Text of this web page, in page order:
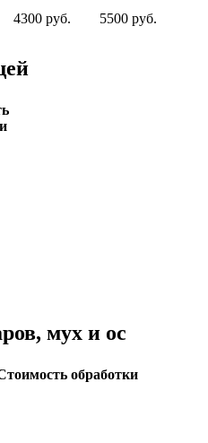
4300 руб. 5500 руб.
мух и ос
обработки